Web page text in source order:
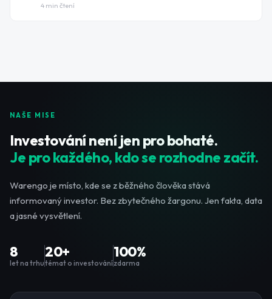
4 min čtení
NAŠE MISE
Investování není jen pro bohaté.
Je pro každého, kdo se rozhodne začít.
Warengo je místo, kde se z běžného člověka stává
informovaný investor. Bez zbytečného žargonu. Jen fakta, data
a jasné vysvětlení.
8
let na trhu
20+
témat o investování
100%
zdarma